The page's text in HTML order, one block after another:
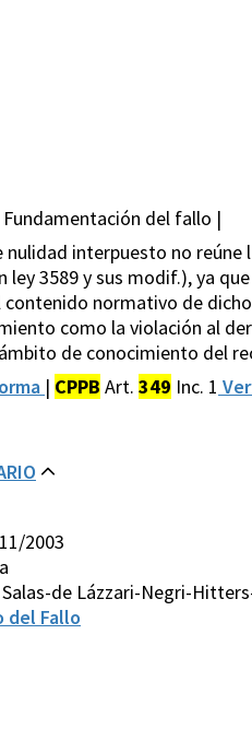
del fallo |
nulidad interpuesto no
ley 3589 y sus modif.), ya
contenido normativo de
como la violación al
de conocimiento del
| CPPB Art. 349 Inc. 1
2003
de Lázzari-Negri-
del Fallo